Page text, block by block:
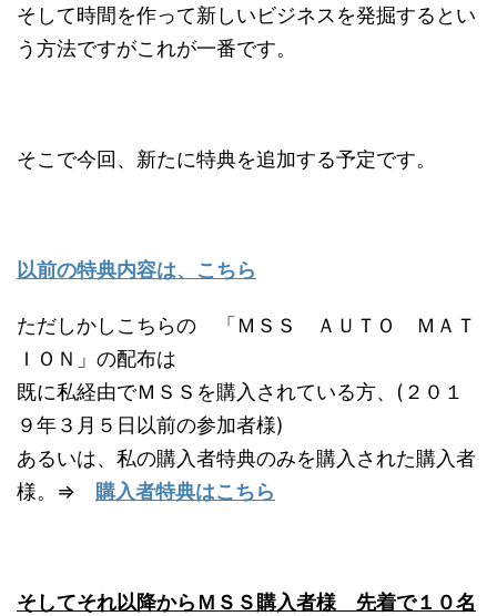
そして時間を作って新しいビジネスを発掘するとい
う方法ですがこれが一番です。
そこで今回、新たに特典を追加する予定です。
以前の特典内容は、こちら
ただしかしこちらの 「ＭＳＳ ＡＵＴＯ ＭＡＴ
ＩＯＮ」の配布は
既に私経由でＭＳＳを購入されている方、(２０１
９年３月５日以前の参加者様)
あるいは、私の購入者特典のみを購入された購入者
様。⇒ 購入者特典はこちら
そしてそれ以降からＭＳＳ購入者様 先着で１０名